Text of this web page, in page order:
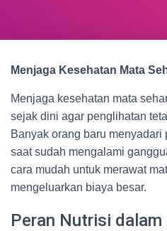
Menjaga Kesehatan Mata
Menjaga kesehatan mata
sejak dini agar penglihatan
Banyak orang baru
saat sudah mengalami
cara mudah untuk merawat
mengeluarkan biaya besar.
Peran Nutrisi